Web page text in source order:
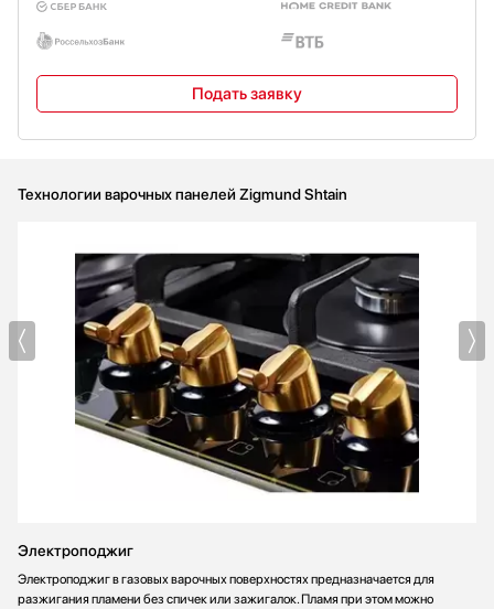
Подать заявку
Технологии варочных панелей Zigmund Shtain
Электроподжиг
Электроподжиг в газовых варочных поверхностях предназначается для
разжигания пламени без спичек или зажигалок. Пламя при этом можно